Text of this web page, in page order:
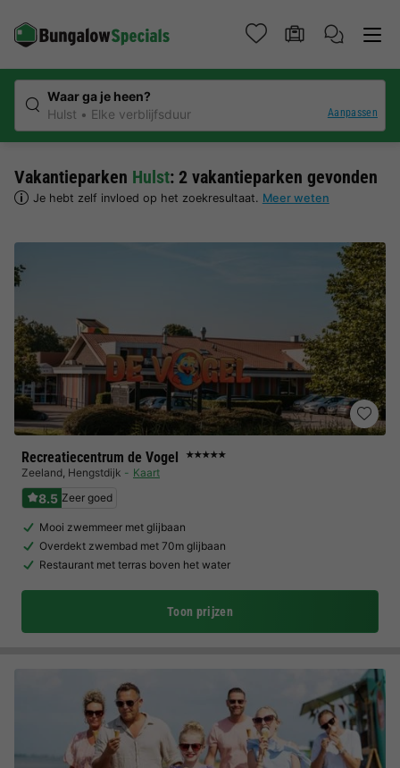
Waar ga je heen?
Hulst
Elke verblijfsduur Aanpassen
Vakantieparken Hulst: 2 vakantieparken gevonden
Je hebt zelf invloed op het zoekresultaat. Meer weten
Recreatiecentrum de Vogel ★★★★★
Zeeland, Hengstdijk Kaart
8.5 Zeer goed
Mooi zwemmeer met glijbaan
Overdekt zwembad met 70m glijbaan
Restaurant met terras boven het water
Toon prijzen